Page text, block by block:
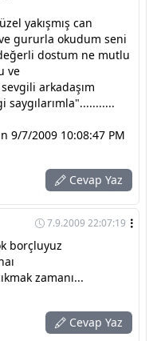
yakışmış can
gururla okudum seni
dostum ne mutlu
ve
arkadaşım
saygılarımla"...........
9/7/2009 10:08:47 PM
Cevap Yaz
7.9.2009 22:07:19
borçluyuz
zamanı...
Cevap Yaz